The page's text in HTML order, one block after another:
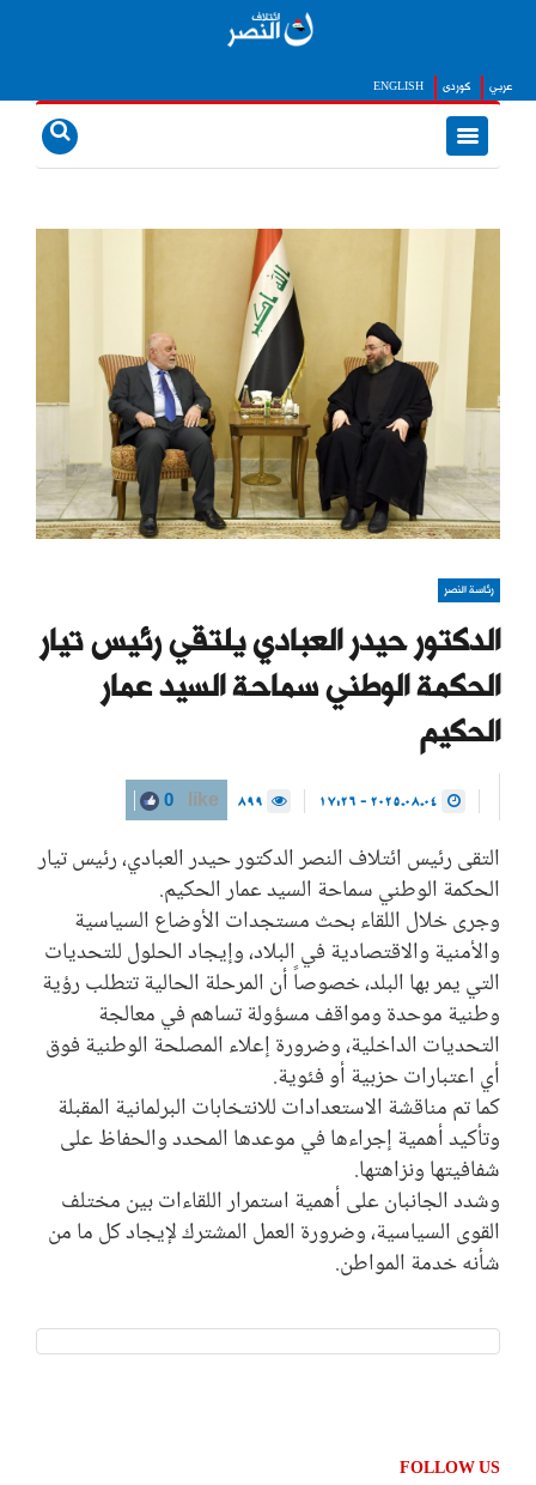
ENGLISH كوردى عربي
رئاسة النصر
الدكتور حيدر العبادي يلتقي رئيس تيار
الحكمة الوطني سماحة السيد عمار
الحكيم
like
0
التقى رئيس ائتلاف النصر الدكتور حيدر العبادي، رئيس تيار
الحكمة الوطني سماحة السيد عمار الحكيم.
وجرى خلال اللقاء بحث مستجدات الأوضاع السياسية
والأمنية والاقتصادية في البلاد، وإيجاد الحلول للتحديات
التي يمر بها البلد، خصوصاً أن المرحلة الحالية تتطلب رؤية
وطنية موحدة ومواقف مسؤولة تساهم في معالجة
التحديات الداخلية، وضرورة إعلاء المصلحة الوطنية فوق
أي اعتبارات حزبية أو فئوية.
كما تم مناقشة الاستعدادات للانتخابات البرلمانية المقبلة
وتأكيد أهمية إجراءها في موعدها المحدد والحفاظ على
شفافيتها ونزاهتها.
وشدد الجانبان على أهمية استمرار اللقاءات بين مختلف
القوى السياسية، وضرورة العمل المشترك لإيجاد كل ما من
شأنه خدمة المواطن.
FOLLOW US